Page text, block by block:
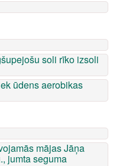
soli rīko izsoli
ūdens aerobikas
mājas Jāņa
jumta seguma